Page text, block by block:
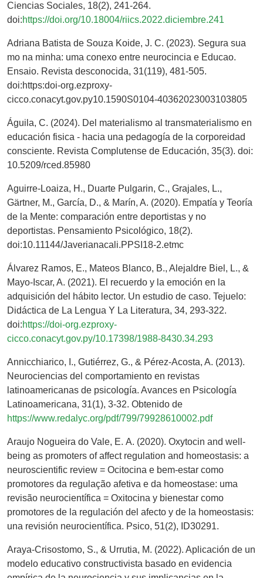
Ciencias Sociales, 18(2), 241-264.
doi:https://doi.org/10.18004/riics.2022.diciembre.241
Adriana Batista de Souza Koide, J. C. (2023). Segura sua
mo na minha: uma conexo entre neurocincia e Educao.
Ensaio. Revista desconocida, 31(119), 481-505.
doi:https:doi-org.ezproxy-
cicco.conacyt.gov.py10.1590S0104-40362023003103805
Águila, C. (2024). Del materialismo al transmaterialismo en
educación fisica - hacia una pedagogía de la corporeidad
consciente. Revista Complutense de Educación, 35(3). doi:
10.5209/rced.85980
Aguirre-Loaiza, H., Duarte Pulgarin, C., Grajales, L.,
Gärtner, M., García, D., & Marín, A. (2020). Empatía y Teoría
de la Mente: comparación entre deportistas y no
deportistas. Pensamiento Psicológico, 18(2).
doi:10.11144/Javerianacali.PPSI18-2.etmc
Álvarez Ramos, E., Mateos Blanco, B., Alejaldre Biel, L., &
Mayo-Iscar, A. (2021). El recuerdo y la emoción en la
adquisición del hábito lector. Un estudio de caso. Tejuelo:
Didáctica de La Lengua Y La Literatura, 34, 293-322.
doi:https://doi-org.ezproxy-
cicco.conacyt.gov.py/10.17398/1988-8430.34.293
Annicchiarico, I., Gutiérrez, G., & Pérez-Acosta, A. (2013).
Neurociencias del comportamiento en revistas
latinoamericanas de psicología. Avances en Psicología
Latinoamericana, 31(1), 3-32. Obtenido de
https://www.redalyc.org/pdf/799/79928610002.pdf
Araujo Nogueira do Vale, E. Α. (2020). Oxytocin and well-
being as promoters of affect regulation and homeostasis: a
neuroscientific review = Ocitocina e bem-estar como
promotores da regulação afetiva e da homeostase: uma
revisão neurocientífica = Oxitocina y bienestar como
promotores de la regulación del afecto y de la homeostasis:
una revisión neurocientífica. Psico, 51(2), ID30291.
Araya-Crisostomo, S., & Urrutia, M. (2022). Aplicación de un
modelo educativo constructivista basado en evidencia